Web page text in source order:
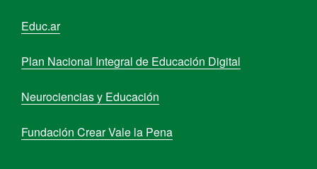
Educ.ar
Plan Nacional Integral de Educación Digital
Neurociencias y Educación
Fundación Crear Vale la Pena